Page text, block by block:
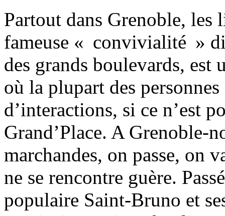
Partout dans Grenoble, les
fameuse « convivialité »
des grands boulevards, est
où la plupart des
d’interactions, si ce n’est
Grand’Place. A Grenoble-
marchandes, on passe, on
ne se rencontre guère.
populaire Saint-Bruno et